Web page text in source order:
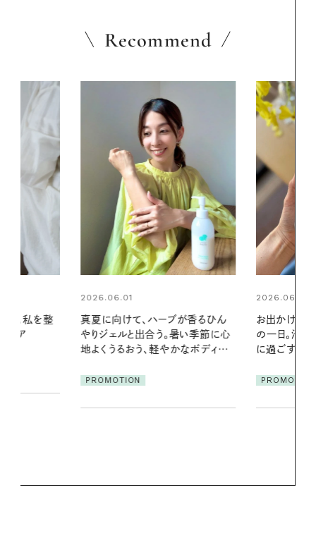
Recommend
が香るひん
い季節に心
2026.06.01
お出かけ前のひと手間で変わる、夏
の一日。汗ばむ季節を「ごきげん」
に過ごす私の新習慣
PROMOTION
2026.07.24
夏の髪と心
る【大人気の
1本で汗ばむ
PROMOTION